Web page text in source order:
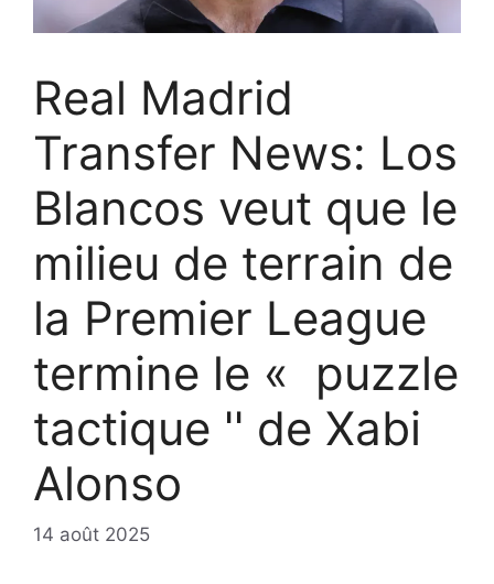
Real Madrid
Transfer News: Los
Blancos veut que le
milieu de terrain de
la Premier League
termine le « puzzle
tactique '' de Xabi
Alonso
14 août 2025